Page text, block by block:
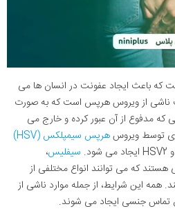
که باعث ایجاد عفونت در انسان ها می
ناشی از ویروس هرپس است که به صورت
که مدفوع از آن عبور کرده و خارج می
توسط ویروسهرپس سیمپلکس (HSV)
سیفلیس،
هستند که می توانند انواع مختلفی از
همه این شرایط، از جمله موارد ناشی از